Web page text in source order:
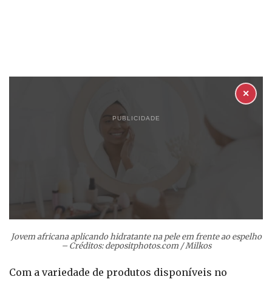
PUBLICIDADE
✕
Jovem africana aplicando hidratante na pele em frente ao espelho
– Créditos: depositphotos.com / Milkos
Com a variedade de produtos disponíveis no